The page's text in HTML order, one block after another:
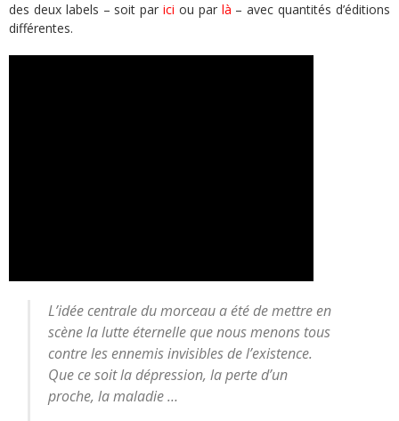
des deux labels – soit parici ou par là – avec quantités d’éditions
différentes.
L’idée centrale du morceau a été de mettre en
scène la lutte éternelle que nous menons tous
contre les ennemis invisibles de l’existence.
Que ce soit la dépression, la perte d’un
proche, la maladie …